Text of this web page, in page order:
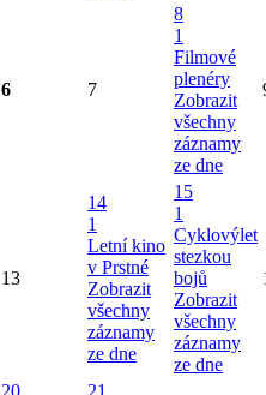
6 7
8
1
Filmové
plenéry
Zobrazit
všechny
záznamy
ze dne
13
14
1
Letní kino
v Prstné
Zobrazit
všechny
záznamy
ze dne
15
1
Cyklovýlet
stezkou
bojů
Zobrazit
všechny
záznamy
ze dne